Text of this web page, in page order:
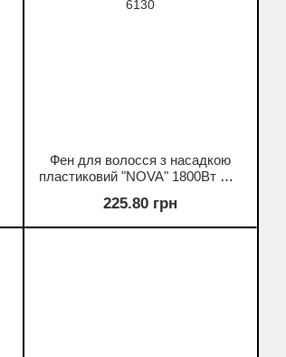
Фен для волосся з насадкою
пластиковий "NOVA" 1800Вт NV-
225.80 грн